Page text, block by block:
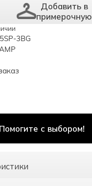
Добавить в
примерочную
Помогите с выбором!
3BG